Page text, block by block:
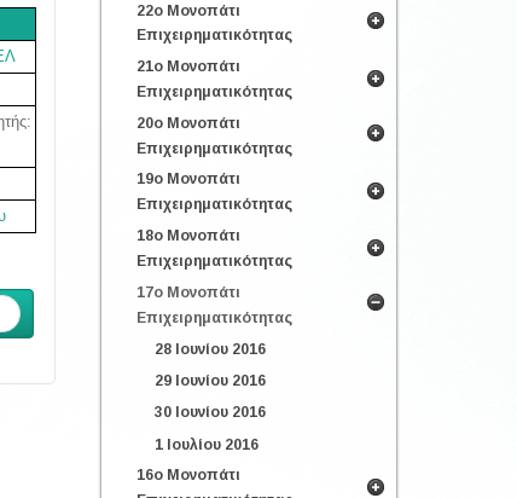
22ο Μονοπάτι
Επιχειρηματικότητας
21ο Μονοπάτι
Επιχειρηματικότητας
20ο Μονοπάτι
Επιχειρηματικότητας
19ο Μονοπάτι
Επιχειρηματικότητας
18ο Μονοπάτι
Επιχειρηματικότητας
17ο Μονοπάτι
Επιχειρηματικότητας
28 Ιουνίου 2016
29 Ιουνίου 2016
30 Ιουνίου 2016
1 Ιουλίου 2016
16ο Μονοπάτι